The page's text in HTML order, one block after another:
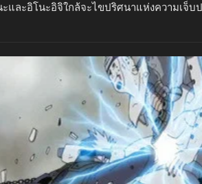
ละอิโนะอิจิใกล้จะไขปริศนาแห่งความเจ็